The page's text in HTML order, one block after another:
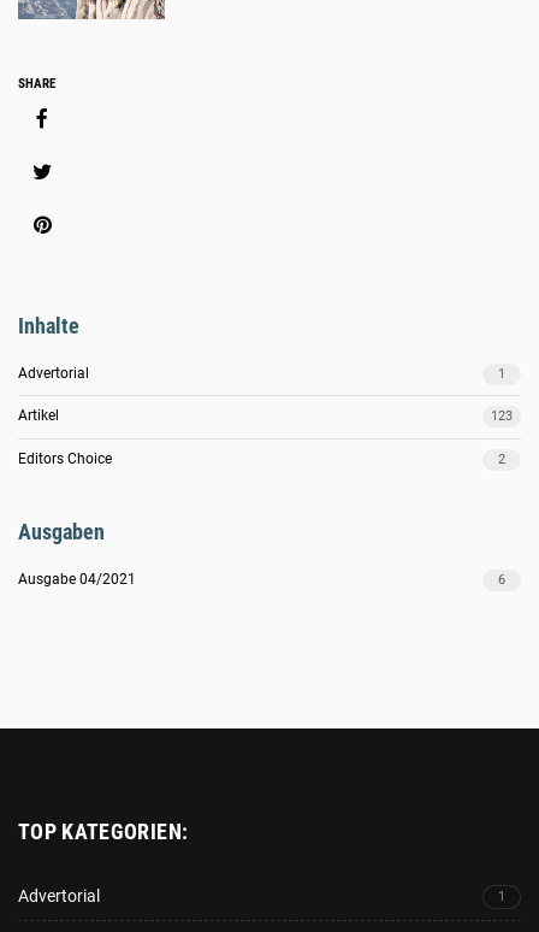
Social
Media
Share
SHARE
Inhalte
Advertorial 1
Artikel 123
Editors Choice 2
Ausgaben
Ausgabe 04/2021 6
TOP KATEGORIEN:
Advertorial 1